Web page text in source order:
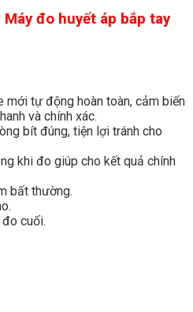
đo huyết áp bắp tay
mới tự động hoàn toàn, cảm biến
và chính xác.
bít đúng, tiện lợi tránh cho
khi đo giúp cho kết quả chính
bất thường.
cuối.